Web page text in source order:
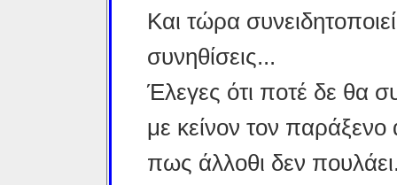
Και τώρα
συνηθίσεις...
Έλεγες ότι ποτέ δε θα
με κείνον τον
πως άλλοθι δεν